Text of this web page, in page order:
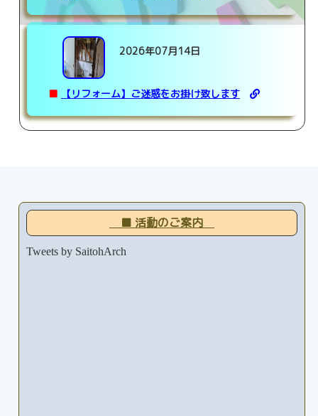
2026年07月14日
■ 【リフォーム】ご迷惑をお掛け致します
■ 活動のご案内
Tweets by SaitohArch